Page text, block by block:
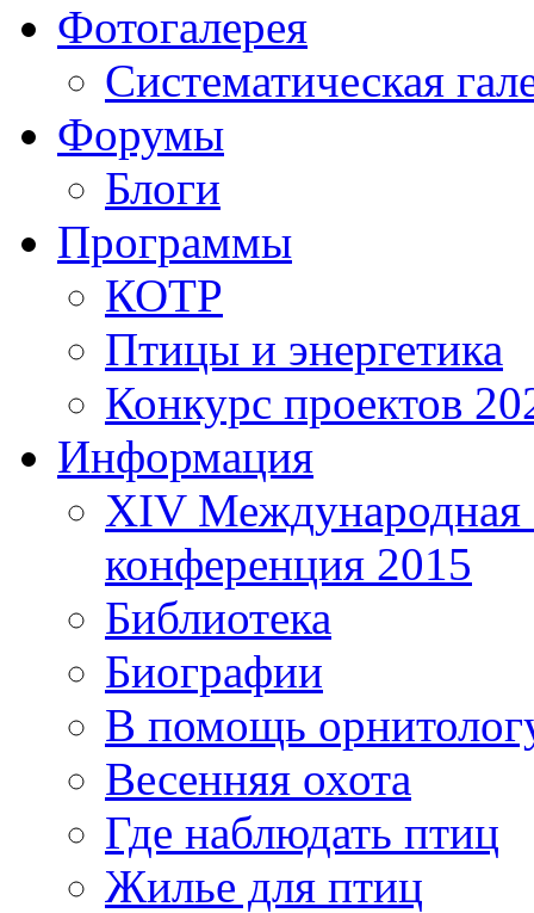
Фотогалерея
Систематическая
Форумы
Блоги
Программы
КОТР
Птицы и энергетика
Конкурс проектов
Информация
XIV Международная
конференция 2015
Библиотека
Биографии
В помощь
Весенняя охота
Где наблюдать птиц
Жилье для птиц